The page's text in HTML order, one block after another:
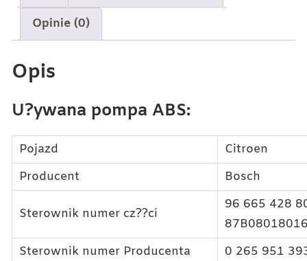
Opinie (0)
Opis
U?ywana pompa ABS:
Pojazd
Citroen
Producent
Bosch
Sterownik numer cz??ci
96 665 428
Sterownik numer Producenta
0 265 951